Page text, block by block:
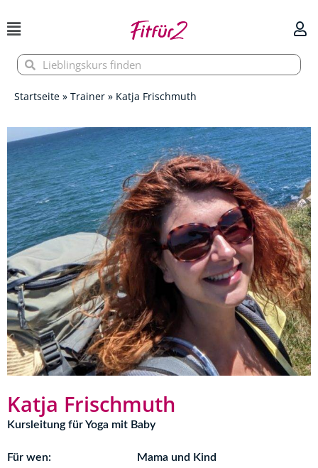
Inhalt
springen
SucheSuche
Startseite » Trainer » Katja Frischmuth
Katja Frischmuth
Kursleitung für Yoga mit Baby
Für wen:
Mama und Kind